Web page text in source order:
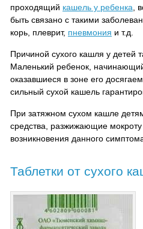
проходящий кашель у ребенка ,
быть связано с такими
корь, плеврит, пневмония и т.д.
Причиной сухого кашля у детей
Маленький ребенок,
оказавшиеся в зоне его
сильный сухой кашель
При затяжном сухом кашле
средства, разжижающие
возникновения данного
Таблетки от сухого